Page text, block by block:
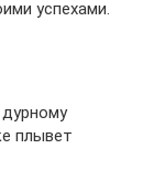
успехами.
плывет